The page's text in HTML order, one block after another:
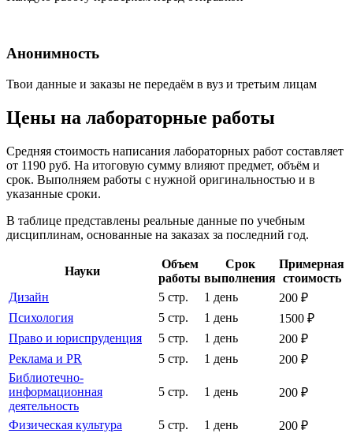
Анонимность
Твои данные и заказы не передаём в вуз и третьим лицам
Цены на лабораторные работы
Средняя стоимость написания лабораторных работ составляет
от 1190 руб. На итоговую сумму влияют предмет, объём и
срок. Выполняем работы с нужной оригинальностью и в
указанные сроки.
В таблице представлены реальные данные по учебным
дисциплинам, основанные на заказах за последний год.
Науки
Объем
работы
Срок
выполнения
Примерная
стоимость
Дизайн
5 стр. 1 день
200 ₽
Психология
5 стр. 1 день
1500 ₽
Право и юриспруденция
5 стр. 1 день
200 ₽
Реклама и PR
5 стр. 1 день
200 ₽
Библиотечно-
информационная
деятельность
5 стр. 1 день 200 ₽
Физическая культура 5 стр. 1 день
200 ₽